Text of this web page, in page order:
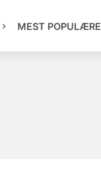
MEST POPULÆRE